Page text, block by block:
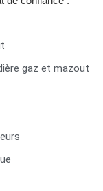
gaz et mazout